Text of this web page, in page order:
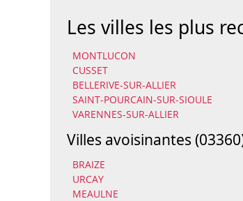
Les villes les plus
MONTLUCON
CUSSET
BELLERIVE-SUR-ALLIER
SAINT-POURCAIN-SUR-SIOULE
VARENNES-SUR-ALLIER
Villes avoisinantes
BRAIZE
URCAY
MEAULNE